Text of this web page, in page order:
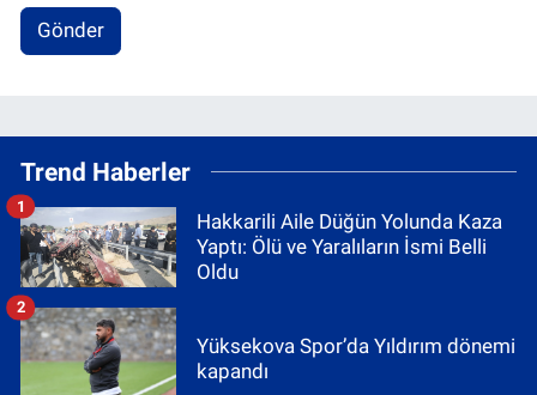
Gönder
Trend Haberler
Hakkarili Aile Düğün Yolunda Kaza
Yaptı: Ölü ve Yaralıların İsmi Belli
Oldu
1
Yüksekova Spor’da Yıldırım dönemi
kapandı
2